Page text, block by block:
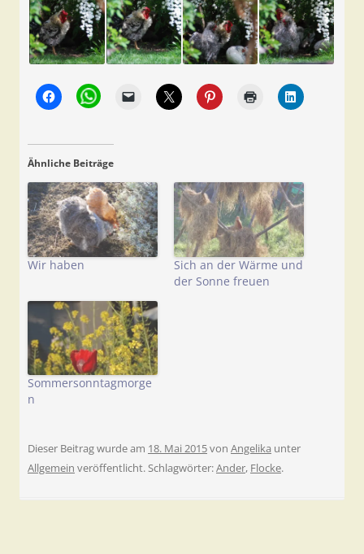
Ähnliche Beiträge
Wir haben
Sich an der Wärme und
der Sonne freuen
Sommersonntagmorge
n
Dieser Beitrag wurde am 18. Mai 2015von Angelika unter
Allgemein veröffentlicht. Schlagwörter:Ander, Flocke.